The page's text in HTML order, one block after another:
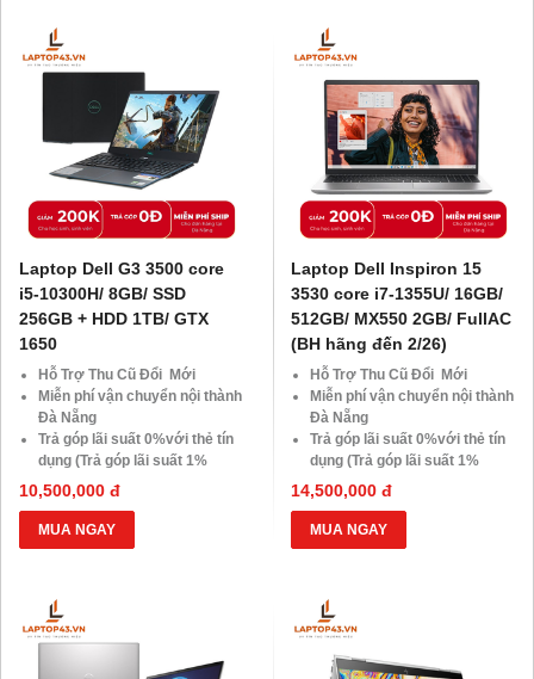
Laptop Dell G3 3500 core
i5-10300H/ 8GB/ SSD
256GB + HDD 1TB/ GTX
1650
Hỗ Trợ Thu Cũ Đổi Mới
Miễn phí vận chuyển nội thành
Đà Nẵng
Trả góp lãi suất 0%với thẻ tín
dụng (Trả góp lãi suất 1%
HDsaison - chỉ cần CMND
BLX hoặc hộ khẩu gốc )
Giảm 20%khi nâng cấp Ram-
SSD
10.000 Voucher Giảm
Giá 500.000đ
10,500,000 đ
MUA NGAY
Laptop Dell Inspiron 15
3530 core i7-1355U/ 16GB/
512GB/ MX550 2GB/ FullAC
(BH hãng đến 2/26)
Hỗ Trợ Thu Cũ Đổi Mới
Miễn phí vận chuyển nội thành
Đà Nẵng
Trả góp lãi suất 0%với thẻ tín
dụng (Trả góp lãi suất 1%
HDsaison - chỉ cần CMND
BLX hoặc hộ khẩu gốc )
Giảm 20%khi nâng cấp Ram-
SSD
10.000 Voucher Giảm
Giá 500.000đ
14,500,000 đ
MUA NGAY